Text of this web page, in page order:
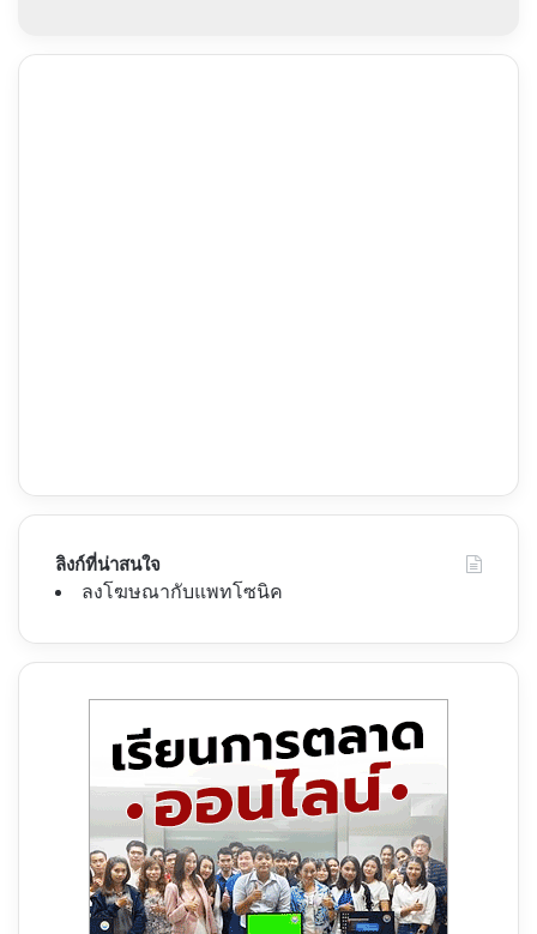
ลิงก์ที่น่าสนใจ
ลงโฆษณากับแพทโซนิค